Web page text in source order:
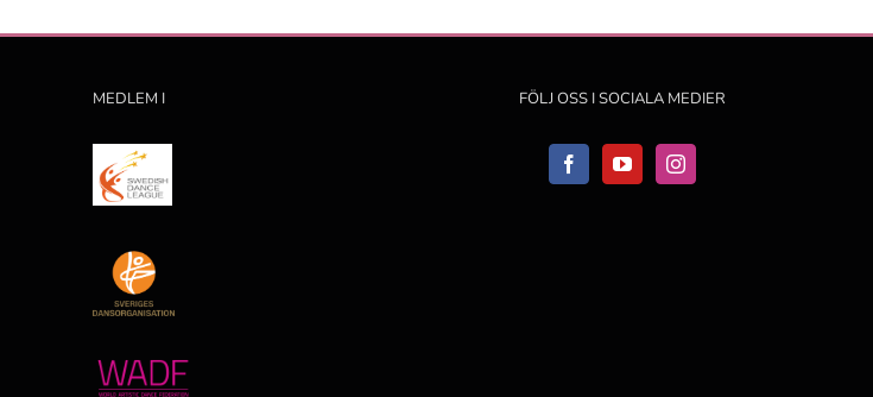
MEDLEM I FÖLJ OSS I SOCIALA MEDIER